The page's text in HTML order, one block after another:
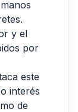
y el
por
este
interés
de